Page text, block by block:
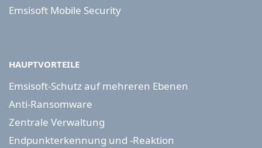
Emsisoft Mobile Security
HAUPTVORTEILE
Emsisoft-Schutz auf mehreren Ebenen
Anti-Ransomware
Zentrale Verwaltung
Endpunkterkennung und -Reaktion